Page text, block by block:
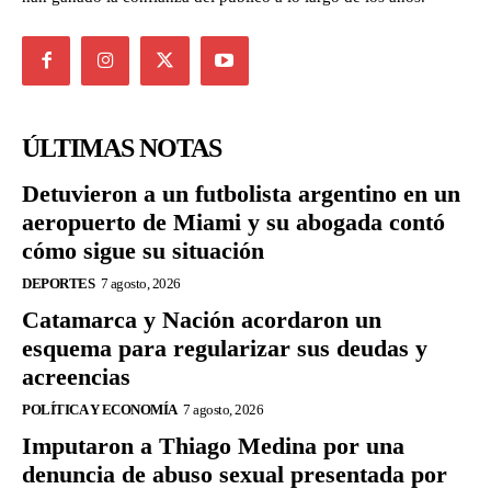
ÚLTIMAS NOTAS
Detuvieron a un futbolista argentino en un
aeropuerto de Miami y su abogada contó
cómo sigue su situación
DEPORTES 7 agosto, 2026
Catamarca y Nación acordaron un
esquema para regularizar sus deudas y
acreencias
POLÍTICA Y ECONOMÍA 7 agosto, 2026
Imputaron a Thiago Medina por una
denuncia de abuso sexual presentada por